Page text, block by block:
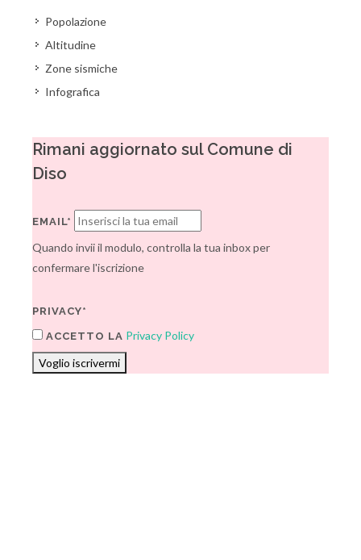
Popolazione
Altitudine
Zone sismiche
Infografica
Rimani aggiornato sul Comune di
Diso
EMAIL*
Quando invii il modulo, controlla la tua inbox per
confermare l'iscrizione
PRIVACY*
ACCETTO LA Privacy Policy
Voglio iscrivermi